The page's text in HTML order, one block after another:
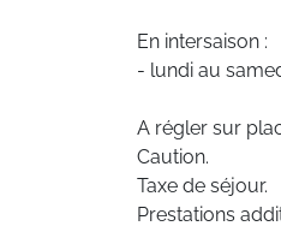
En intersaison :
- lundi au
A régler sur
Caution.
Taxe de séjour.
Prestations